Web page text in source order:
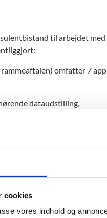
cookies
vores indhold og
til arbejdet
omfatter 7
dataudstilling,
for unges
at sende eller hente data
(OPA-
ansøgning, fordeling og
udbudssystem: